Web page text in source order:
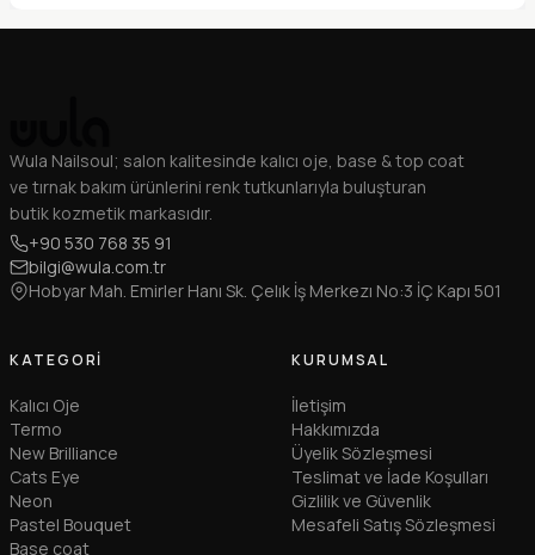
Wula Nailsoul; salon kalitesinde kalıcı oje, base & top coat
ve tırnak bakım ürünlerini renk tutkunlarıyla buluşturan
butik kozmetik markasıdır.
+90 530 768 35 91
bilgi@wula.com.tr
Hobyar Mah. Emirler Hanı Sk. Çelık İş Merkezı No:3 İÇ Kapı 501
KATEGORI
Kalıcı Oje
Termo
New Brilliance
Cats Eye
Neon
Pastel Bouquet
Base coat
KURUMSAL
İletişim
Hakkımızda
Üyelik Sözleşmesi
Teslimat ve İade Koşulları
Gizlilik ve Güvenlik
Mesafeli Satış Sözleşmesi